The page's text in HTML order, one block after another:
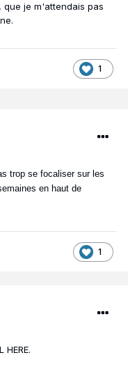
je m'attendais pas
1
trop se focaliser sur les
en haut de
1
HERE.